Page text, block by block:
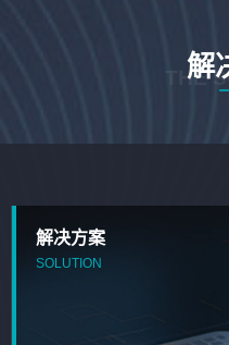
解
THE
解决方案
SOLUTION